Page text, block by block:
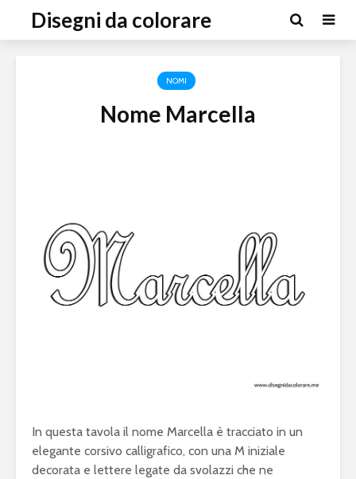
Disegni da colorare
NOMI
Nome Marcella
In questa tavola il nome Marcella è tracciato in un
elegante corsivo calligrafico, con una M iniziale
decorata e lettere legate da svolazzi che ne